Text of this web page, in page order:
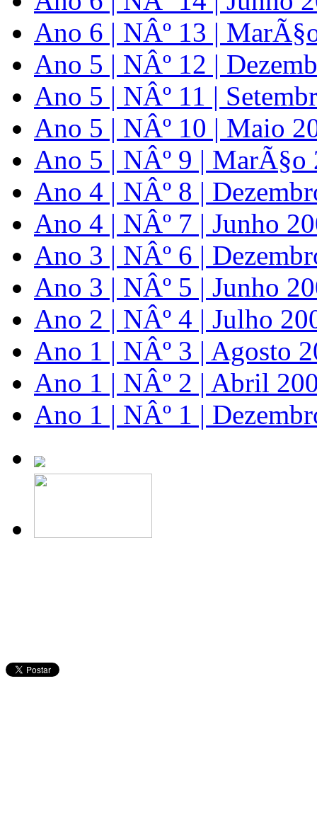
Ano 6 | NÂº 13 |
Ano 5 | NÂº 12 |
Ano 5 | NÂº 11 |
Ano 5 | NÂº 10 | Maio
Ano 5 | NÂº 9 | MarÃ§o
Ano 4 | NÂº 8 |
Ano 4 | NÂº 7 | Junho
Ano 3 | NÂº 6 |
Ano 3 | NÂº 5 | Junho
Ano 2 | NÂº 4 | Julho
Ano 1 | NÂº 3 | Agosto
Ano 1 | NÂº 2 | Abril
Ano 1 | NÂº 1 |